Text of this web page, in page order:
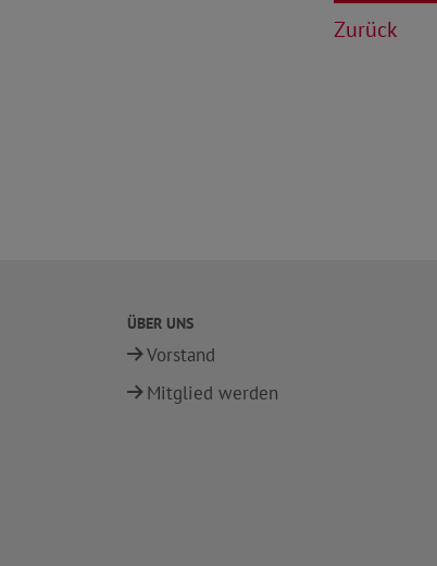
Zurück
ÜBER UNS
Vorstand
Mitglied werden